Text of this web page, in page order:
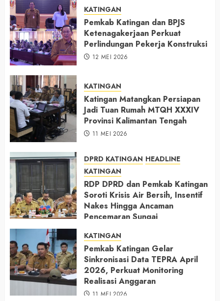
KATINGAN
Pemkab Katingan dan BPJS
Ketenagakerjaan Perkuat
Perlindungan Pekerja Konstruksi
12 MEI 2026
KATINGAN
Katingan Matangkan Persiapan
Jadi Tuan Rumah MTQH XXXIV
Provinsi Kalimantan Tengah
11 MEI 2026
DPRD KATINGAN HEADLINE
KATINGAN
RDP DPRD dan Pemkab Katingan
Soroti Krisis Air Bersih, Insentif
Nakes Hingga Ancaman
Pencemaran Sungai
KATINGAN
Pemkab Katingan Gelar
Sinkronisasi Data TEPRA April
2026, Perkuat Monitoring
Realisasi Anggaran
11 MEI 2026